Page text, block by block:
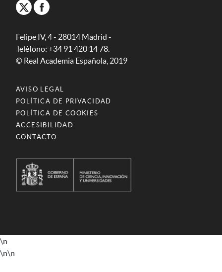
Felipe IV, 4 - 28014 Madrid -
Teléfono: +34 91 420 14 78.
© Real Academia Española, 2019
AVISO LEGAL
POLÍTICA DE PRIVACIDAD
POLÍTICA DE COOKIES
ACCESIBILIDAD
CONTACTO
\n
\n\n